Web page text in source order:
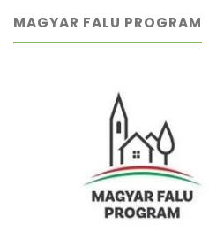
MAGYAR FALU PROGRAM